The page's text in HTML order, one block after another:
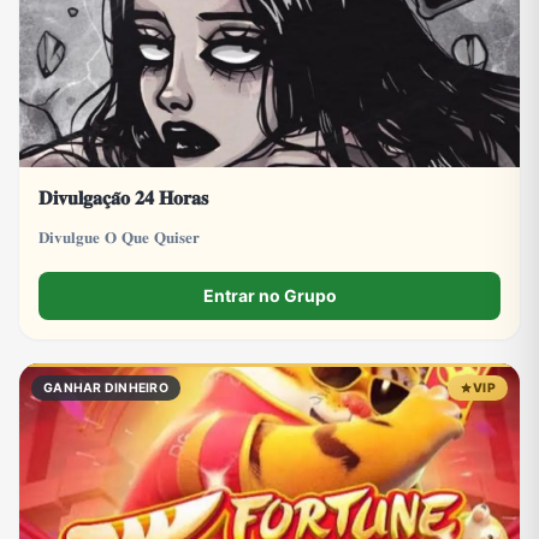
𝐃𝐢𝐯𝐮𝐥𝐠𝐚𝐜̧𝐚̃𝐨 𝟐𝟒 𝐇𝐨𝐫𝐚𝐬
𝐃𝐢𝐯𝐮𝐥𝐠𝐮𝐞 𝐎 𝐐𝐮𝐞 𝐐𝐮𝐢𝐬𝐞𝐫
Entrar no Grupo
GANHAR DINHEIRO VIP